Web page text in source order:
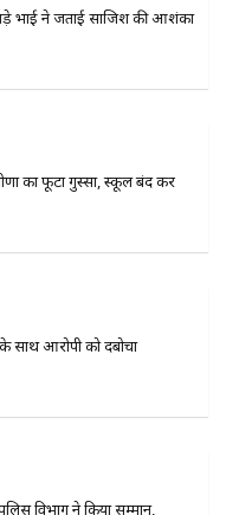
भाई ने जताई साजिश की आशंका
का फूटा गुस्सा, स्कूल बंद कर
साथ आरोपी को दबोचा
विभाग ने किया सम्मान,